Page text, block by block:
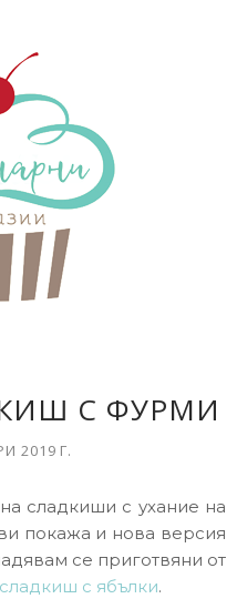
С ФУРМИ
2019 Г.
сладкиши с ухание на
покажа и нова версия
се приготвяни от
с ябълки.